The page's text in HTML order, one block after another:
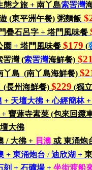
態之旅 +南丫島索罟灣
(東平洲午餐)粥麵飯
疊石呂字 +塔門風味餐
園 +塔門風味餐 $179 (
罟灣 (索罟灣海鮮餐)
丫島 (南丫島海鮮餐)
(長州海鮮餐)$229 (獨
+ 天壇大彿 +心經簡林
+寶蓮寺素菜 (包來回纜
大彿
/ 大彿 + 貝澳 或 東涌炮
+東涌炮台 /迪欣湖 +
刻 +石礦場 +坐街渡船